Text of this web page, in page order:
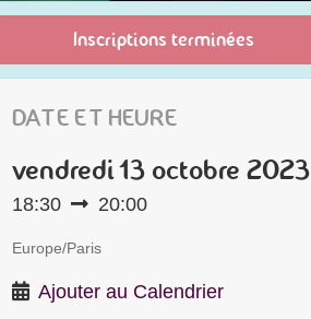
Inscriptions terminées
DATE ET HEURE
vendredi13 octobre 2023
18:30 20:00
Europe/Paris
Ajouter au Calendrier